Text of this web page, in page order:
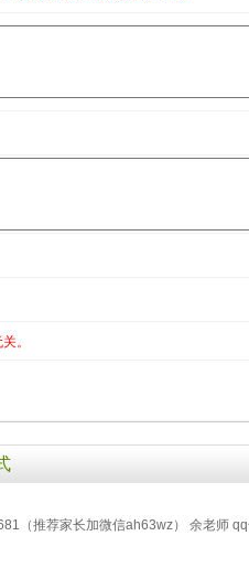
。
（推荐家长加微信ah63wz） 余老师